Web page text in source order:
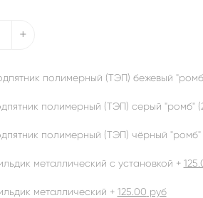
+
полимерный (ТЭП) бежевый
полимерный (ТЭП) серый "ромб"
полимерный (ТЭП) чёрный "ромб"
металлический с установкой +
металлический + 125.00 руб